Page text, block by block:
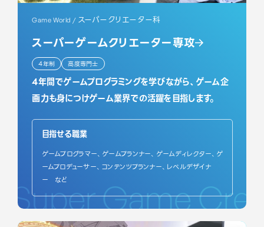
Game World / スーパークリエーター科
スーパーゲームクリエーター専攻
4年制 高度専門士
4年間でゲームプログラミングを学びながら、ゲーム企
画力も身につけゲーム業界での活躍を目指します。
目指せる職業
ゲームプログラマー、ゲームプランナー、ゲームディレクター、ゲ
ームプロデューサー、コンテンツプランナー、レベルデザイナ
ー など
Super Game